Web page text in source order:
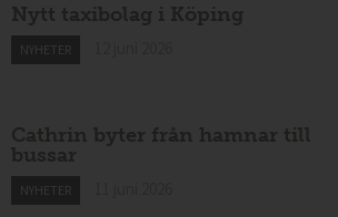
Nytt taxibolag i Köping
NYHETER
Cathrin byter från hamnar till
bussar
NYHETER